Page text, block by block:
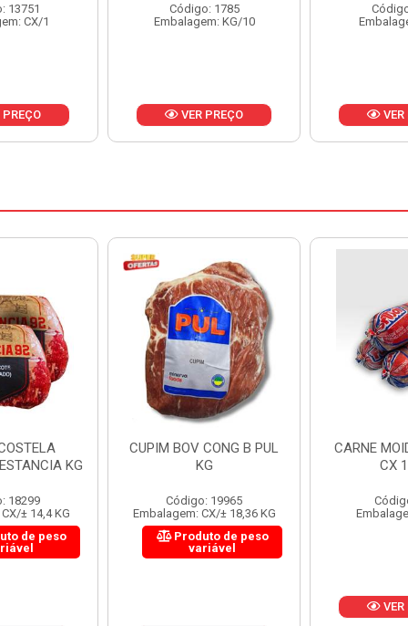
1785
KG/10
PREÇO
Código: 1801
Embalagem: BD/1
VER PREÇO VER
B PUL
19965
± 18,36 KG
de peso
CARNE MOIDA FORTBOI
CX 10KG
Código: 200
Embalagem: KG/10
LOMBINHO
Embalagem: